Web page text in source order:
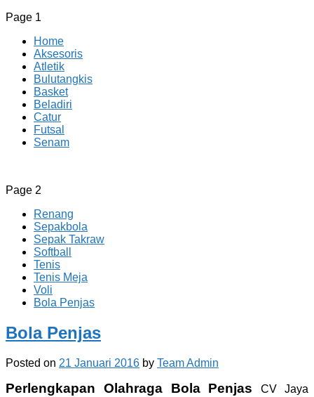
Page 1
Home
Aksesoris
Atletik
Bulutangkis
Basket
Beladiri
Catur
Futsal
Senam
CV JAYA BERSAMA Co Id
Menyediakan Semua Perlengkapan Olahraga Yang Lengkap,
Page 2
Renang
Sepakbola
Sepak Takraw
Softball
Tenis
Tenis Meja
Voli
Bola Penjas
Bola Penjas
Posted on 21 Januari 2016 by Team Admin
Perlengkapan Olahraga Bola PenjasCV Jaya